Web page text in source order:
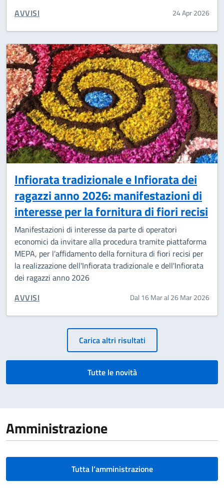
CATEGORIA CORRELATA:
AVVISI 24 Apr 2026
Infiorata tradizionale e Infiorata dei
ragazzi anno 2026: manifestazioni di
interesse per la fornitura di fiori recisi
Manifestazioni di interesse da parte di operatori
economici da invitare alla procedura tramite piattaforma
MEPA, per l’affidamento della fornitura di fiori recisi per
la realizzazione dell'Infiorata tradizionale e dell'Infiorata
dei ragazzi anno 2026
CATEGORIA CORRELATA:
AVVISI Dal 16 Mar al 26 Mar 2026
Paginazione Carica altri risultati
Tutte le novità
Amministrazione
Tutta l’amministrazione